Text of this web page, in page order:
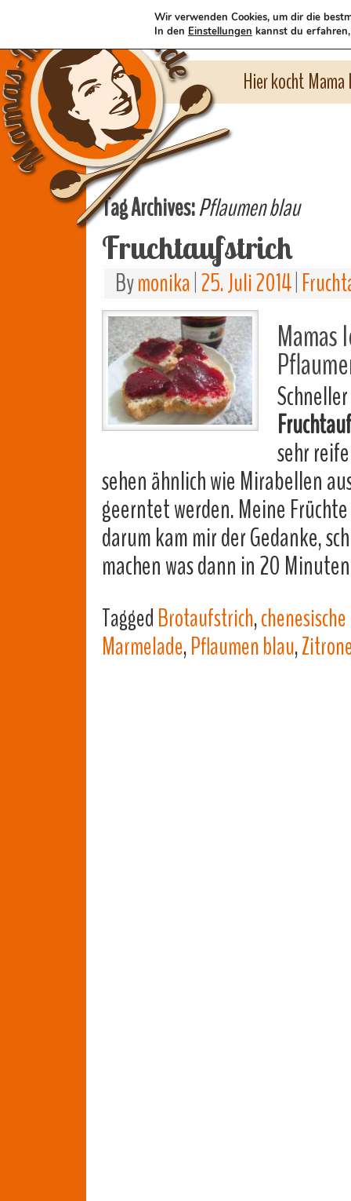
Hier kocht
Tag Archives:Pflaumen blau
Fruchtaufstrich
Bymonika 25. Juli 2014
sehr
sehen ähnlich wie Mirabellen
geerntet werden. Meine
darum kam mir der Gedanke,
machen was dann in 20
TaggedBrotaufstrich,
Marmelade,Pflaumen blau,
Wir verwenden Cookies, um dir die
In den Einstellungen kannst du